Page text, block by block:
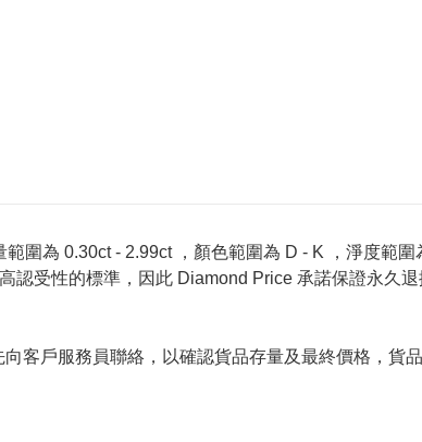
圍為 0.30ct - 2.99ct ，顏色範圍為 D - K ，淨度範圍
認受性的標準，因此 Diamond Price 承諾保證永久
客戶服務員聯絡，以確認貨品存量及最終價格，貨